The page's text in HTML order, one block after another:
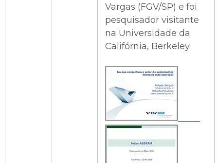
Vargas (FGV/SP) e foi
pesquisador visitante
na Universidade da
Califórnia, Berkeley.